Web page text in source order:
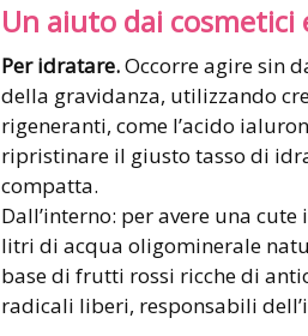
Un aiuto dai cosmetici
Per idratare.Occorre agire sin
della gravidanza, utilizzando
rigeneranti, come l’acido
ripristinare il giusto tasso di
compatta.
Dall’interno: per avere una
litri di acqua oligominerale
base di frutti rossi ricche di
radicali liberi, responsabili